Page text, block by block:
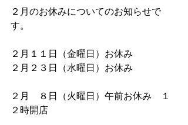
２月のお休みについてのお知らせで
す。
２月１１日（金曜日）お休み
２月２３日（水曜日）お休み
２月　８日（火曜日）午前お休み　１
２時開店